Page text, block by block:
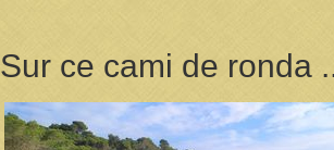
Sur ce cami de ronda